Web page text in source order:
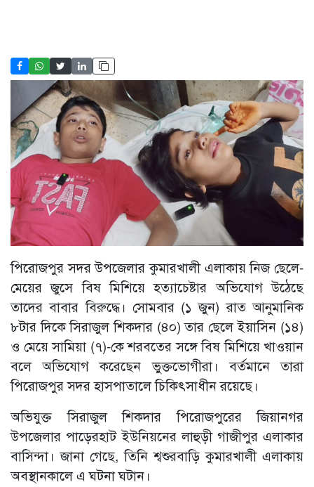
পিরোজপুর সদর উপজেলার কুমারখালী এলাকায় নিজ ছেলে-
মেয়ের জুসে বিষ মিশিয়ে হত্যাচেষ্টার অভিযোগ উঠেছে
তাদের বাবার বিরুদ্ধে। সোমবার (১ জুন) রাত আনুমানিক
৮টার দিকে সিরাজুল শিকদার (৪০) তার ছেলে ইয়াসিন (১৪)
ও মেয়ে সামিয়া (৭)-কে শরবতের সঙ্গে বিষ মিশিয়ে খাওয়ান
বলে অভিযোগ করেছেন ভুক্তভোগীরা। বর্তমানে তারা
পিরোজপুর সদর হাসপাতালে চিকিৎসাধীন রয়েছে।
অভিযুক্ত সিরাজুল শিকদার পিরোজপুরের জিয়ানগর
উপজেলার পাড়েরহাট ইউনিয়নের লাহুড়ী গাজীপুর এলাকার
বাসিন্দা। জানা গেছে, তিনি শ্বশুরবাড়ি কুমারখালী এলাকায়
অবস্থানকালে এ ঘটনা ঘটান।